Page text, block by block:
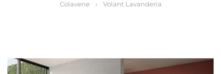
Colavene
Volant Lavanderia